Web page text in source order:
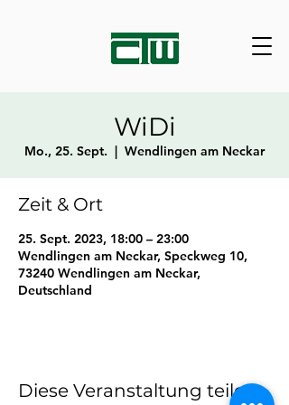
WiDi
Mo., 25. Sept.
  |
Wendlingen am Neckar
Zeit & Ort
25. Sept. 2023, 18:00 – 23:00
Wendlingen am Neckar, Speckweg 10,
73240 Wendlingen am Neckar,
Deutschland
Diese Veranstaltung teilen